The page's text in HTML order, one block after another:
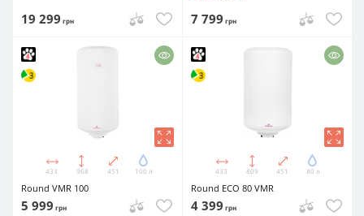
19 299 грн 7 799 грн
433 968 451 100 л
Round VMR 100
5 999 грн
433 809 451 80 л
Round ECO 80 VMR
4 399 грн